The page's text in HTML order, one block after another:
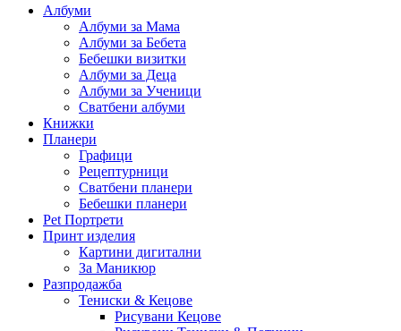
Албуми
Албуми за Мама
Албуми за Бебета
Бебешки визитки
Албуми за Деца
Албуми за Ученици
Сватбени албуми
Книжки
Планери
Графици
Рецептурници
Сватбени планери
Бебешки планери
Pet Портрети
Принт изделия
Картини дигитални
За Маникюр
Разпродажба
Тениски & Кецове
Рисувани Кецове